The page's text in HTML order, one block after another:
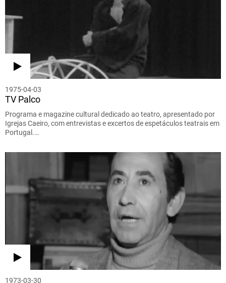
1975-04-03
TV Palco
Programa e magazine cultural dedicado ao teatro, apresentado por
Igrejas Caeiro, com entrevistas e excertos de espetáculos teatrais em
Portugal.…
1973-03-30